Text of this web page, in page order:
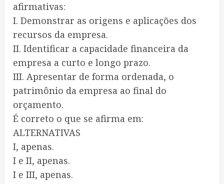
afirmativas:
I. Demonstrar as origens e aplicações dos
recursos da empresa.
II. Identificar a capacidade financeira da
empresa a curto e longo prazo.
III. Apresentar de forma ordenada, o
patrimônio da empresa ao final do
orçamento.
É correto o que se afirma em:
ALTERNATIVAS
I, apenas.
I e II, apenas.
I e III, apenas.